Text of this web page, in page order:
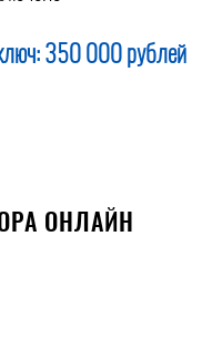
350 000 рублей
ОНЛАЙН